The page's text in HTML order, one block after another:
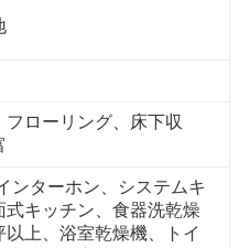
フローリング、床下収
ンターホン、システムキ
式キッチン、食器洗乾燥
以上、浴室乾燥機、トイ